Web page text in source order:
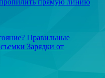
Правильные
Зарядки от